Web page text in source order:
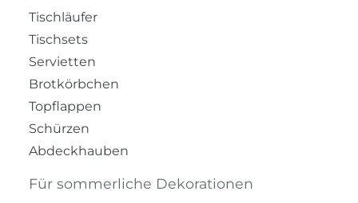
Tischläufer
Tischsets
Servietten
Brotkörbchen
Topflappen
Schürzen
Abdeckhauben
Für sommerliche Dekorationen